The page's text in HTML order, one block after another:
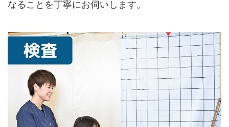
なることを丁寧にお伺いします。